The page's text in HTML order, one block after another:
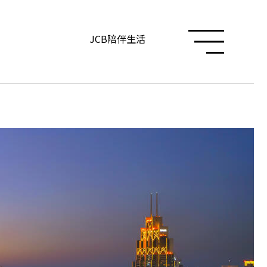
JCB陪伴生活